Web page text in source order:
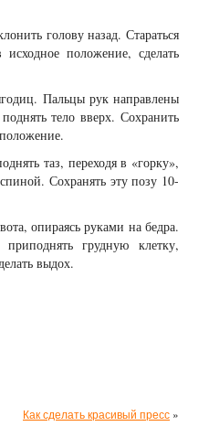
голову назад. Стараться
положение, сделать
Пальцы рук направлены
тело вверх. Сохранить
таз, переходя в «горку»,
Сохранять эту позу 10-
опираясь руками на бедра.
грудную клетку,
выдох.
Как сделать красивый пресс »